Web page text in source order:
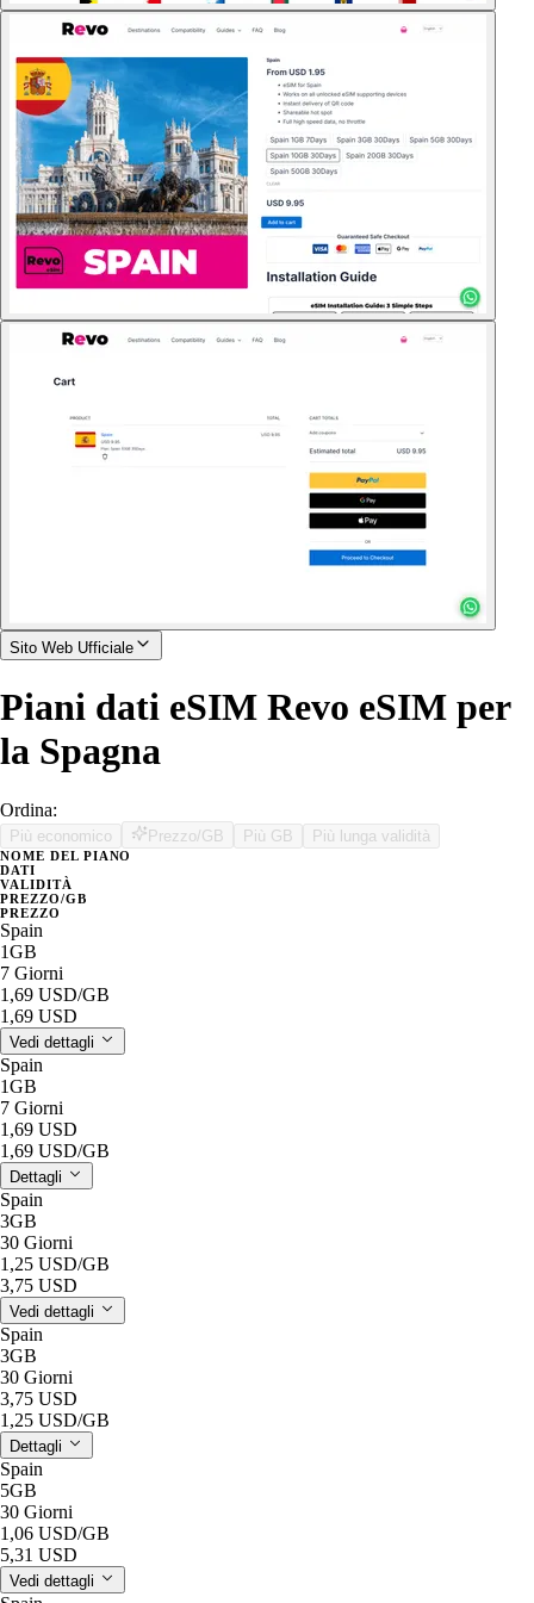
Sito Web Ufficiale
Piani dati eSIM Revo eSIM per
la Spagna
Ordina:
Più economico Prezzo/GB Più GB Più lunga validità
NOME DEL PIANO
DATI
VALIDITÀ
PREZZO/GB
PREZZO
Spain
1GB
7 Giorni
1,69 USD/GB
1,69 USD
Vedi dettagli
Spain
1GB
7 Giorni
1,69 USD
1,69 USD/GB
Dettagli
Spain
3GB
30 Giorni
1,25 USD/GB
3,75 USD
Vedi dettagli
Spain
3GB
30 Giorni
3,75 USD
1,25 USD/GB
Dettagli
Spain
5GB
30 Giorni
1,06 USD/GB
5,31 USD
Vedi dettagli